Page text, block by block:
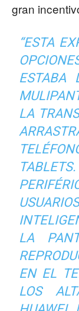
gran
“ESTA
ESTABA
LA
LA
EN EL
LOS